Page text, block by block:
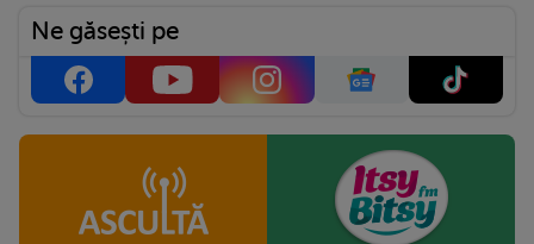
Ne găsești pe